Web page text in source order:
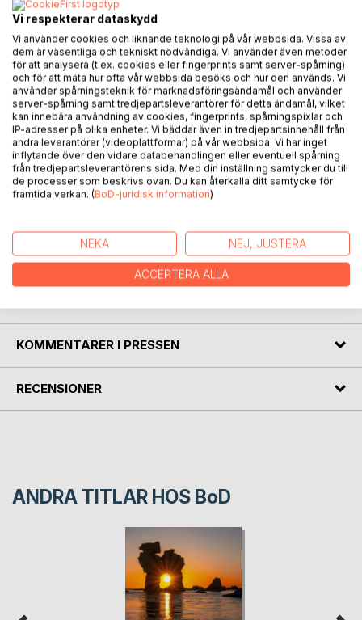
framställd önskan - en s.k. prompt. Om AI kan skapa en
prompt utifrån en bild vet jag inte. Men det finns
ansiktsigenkänning och system för att se och klassificera
människor och stridsvagnar t.o.m. i realtid. Men vad kan ett
AI-system se i en bild på din moster Berta som dricker
kaffe på sin veranda?
Vi människor reagerar på bilder och får idéer och
föreställningar när vi ser bilder. Den här boken eller vad man
ska kalla det, försöker skapa text från några av mina bilder.
Tvärt emot vad AI gör, idag. Vad bilden väcker för tankar.
Och om vad fotograferande kan innebära, fånga och leda
till. Behöver ett fotografi vara perfekt? Är perfekt tråkigt?
Om hur vi ser och tolkar bilder. Samt lite funderingar om
existensen och samtiden.
KOMMENTARER I PRESSEN
RECENSIONER
ANDRA TITLAR HOS BoD
Vi respekterar dataskydd
Vi använder cookies och liknande teknologi på vår webbsida. Vissa av
dem är väsentliga och tekniskt nödvändiga. Vi använder även metoder
för att analysera (t.ex. cookies eller fingerprints samt server-spårning)
och för att mäta hur ofta vår webbsida besöks och hur den används. Vi
använder spårningsteknik för marknadsföringsändamål och använder
server-spårning samt tredjepartsleverantörer för detta ändamål, vilket
kan innebära användning av cookies, fingerprints, spårningspixlar och
IP-adresser på olika enheter. Vi bäddar även in tredjepartsinnehåll från
andra leverantörer (videoplattformar) på vår webbsida. Vi har inget
inflytande över den vidare databehandlingen eller eventuell spårning
från tredjepartsleverantörens sida. Med din inställning samtycker du till
de processer som beskrivs ovan. Du kan återkalla ditt samtycke för
framtida verkan. (BoD-juridisk information)
NEKA NEJ, JUSTERA
ACCEPTERA ALLA